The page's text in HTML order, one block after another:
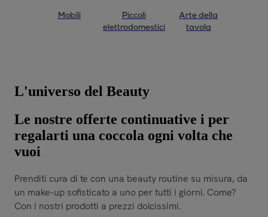
Mobili
Piccoli
elettrodomestici
Arte della
tavola
L'universo del Beauty
Le nostre offerte continuative i per
regalarti una coccola ogni volta che
vuoi
Prenditi cura di te con una beauty routine su misura, da
un make-up sofisticato a uno per tutti i giorni. Come?
Con i nostri prodotti a prezzi dolcissimi.